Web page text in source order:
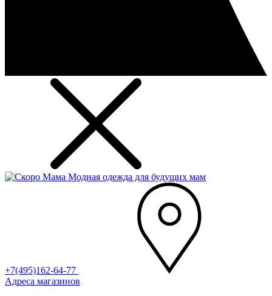
Модная одежда для будущих мам
+7(495)162-64-77
Адреса магазинов